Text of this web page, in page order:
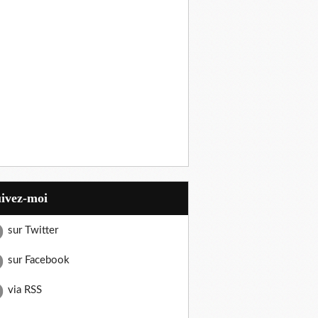
moi
sur Twitter
sur Facebook
via RSS